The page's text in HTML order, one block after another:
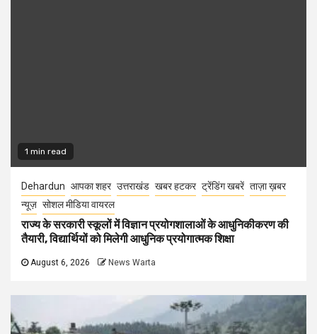
1 min read
Dehardun आपका शहर उत्तराखंड खबर हटकर ट्रेंडिंग खबरें ताज़ा ख़बर
न्यूज़ सोशल मीडिया वायरल
राज्य के सरकारी स्कूलों में विज्ञान प्रयोगशालाओं के आधुनिकीकरण की
तैयारी, विद्यार्थियों को मिलेगी आधुनिक प्रयोगात्मक शिक्षा
August 6, 2026 News Warta